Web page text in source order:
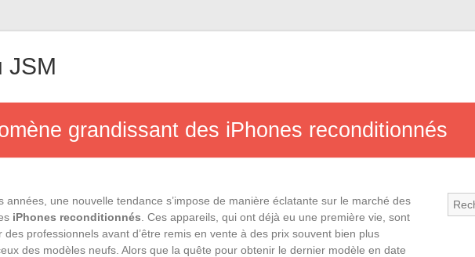
JSM
grandissant des iPhones reconditionnés
années, une nouvelle tendance s’impose de manière éclatante sur le marché des
iPhones reconditionnés . Ces appareils, qui ont déjà eu une première vie, sont
des professionnels avant d’être remis en vente à des prix souvent bien plus
des modèles neufs. Alors que la quête pour obtenir le dernier modèle en date